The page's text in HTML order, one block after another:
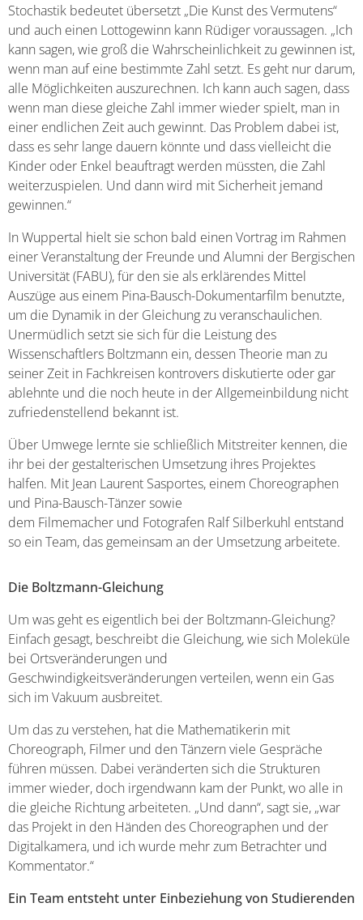
Stochastik bedeutet übersetzt „Die Kunst des Vermutens“
und auch einen Lottogewinn kann Rüdiger voraussagen. „Ich
kann sagen, wie groß die Wahrscheinlichkeit zu gewinnen ist,
wenn man auf eine bestimmte Zahl setzt. Es geht nur darum,
alle Möglichkeiten auszurechnen. Ich kann auch sagen, dass
wenn man diese gleiche Zahl immer wieder spielt, man in
einer endlichen Zeit auch gewinnt. Das Problem dabei ist,
dass es sehr lange dauern könnte und dass vielleicht die
Kinder oder Enkel beauftragt werden müssten, die Zahl
weiterzuspielen. Und dann wird mit Sicherheit jemand
gewinnen.“
In Wuppertal hielt sie schon bald einen Vortrag im Rahmen
einer Veranstaltung der Freunde und Alumni der Bergischen
Universität (FABU), für den sie als erklärendes Mittel
Auszüge aus einem Pina-Bausch-Dokumentarfilm benutzte,
um die Dynamik in der Gleichung zu veranschaulichen.
Unermüdlich setzt sie sich für die Leistung des
Wissenschaftlers Boltzmann ein, dessen Theorie man zu
seiner Zeit in Fachkreisen kontrovers diskutierte oder gar
ablehnte und die noch heute in der Allgemeinbildung nicht
zufriedenstellend bekannt ist.
Über Umwege lernte sie schließlich Mitstreiter kennen, die
ihr bei der gestalterischen Umsetzung ihres Projektes
halfen. Mit Jean Laurent Sasportes, einem Choreographen
und Pina-Bausch-Tänzer sowie
dem Filmemacher und Fotografen Ralf Silberkuhl entstand
so ein Team, das gemeinsam an der Umsetzung arbeitete.
Die Boltzmann-Gleichung
Um was geht es eigentlich bei der Boltzmann-Gleichung?
Einfach gesagt, beschreibt die Gleichung, wie sich Moleküle
bei Ortsveränderungen und
Geschwindigkeitsveränderungen verteilen, wenn ein Gas
sich im Vakuum ausbreitet.
Um das zu verstehen, hat die Mathematikerin mit
Choreograph, Filmer und den Tänzern viele Gespräche
führen müssen. Dabei veränderten sich die Strukturen
immer wieder, doch irgendwann kam der Punkt, wo alle in
die gleiche Richtung arbeiteten. „Und dann“, sagt sie, „war
das Projekt in den Händen des Choreographen und der
Digitalkamera, und ich wurde mehr zum Betrachter und
Kommentator.“
Ein Team entsteht unter Einbeziehung von Studierenden